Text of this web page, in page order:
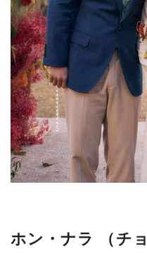
ホン・ナラ （チ